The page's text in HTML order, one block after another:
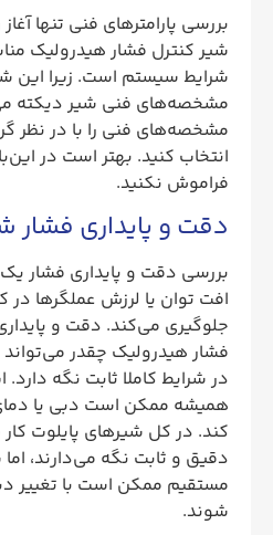
بررسی پارامترهای فنی تنها
شیر کنترل فشار هیدرولیک
شرایط سیستم است. زیرا این
مشخصه‌های فنی شیر دیکته
مشخصه‌های فنی را با در نظر
انتخاب کنید. بهتر است در
فراموش نکنید.
دقت و پایداری فشار
بررسی دقت و پایداری فشار یک
افت توان یا لرزش عملگرها
جلوگیری می‌کند. دقت و
فشار هیدرولیک چقدر
در شرایط کاملا ثابت نگه
همیشه ممکن است دبی یا
کند. در کل شیرهای پایلوت
دقیق و ثابت نگه می‌دارند،
مستقیم ممکن است با تغییر
شوند.